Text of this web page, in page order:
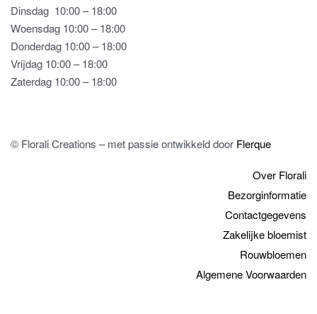
Dinsdag 10:00 – 18:00
Woensdag 10:00 – 18:00
Donderdag 10:00 – 18:00
Vrijdag 10:00 – 18:00
Zaterdag 10:00 – 18:00
© Florali Creations – met passie ontwikkeld door Flerque
Over Florali
Bezorginformatie
Contactgegevens
Zakelijke bloemist
Rouwbloemen
Algemene Voorwaarden